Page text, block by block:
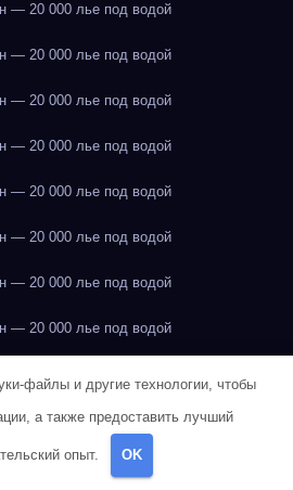
— 20 000 лье под водой
— 20 000 лье под водой
— 20 000 лье под водой
— 20 000 лье под водой
— 20 000 лье под водой
— 20 000 лье под водой
— 20 000 лье под водой
— 20 000 лье под водой
— 20 000 лье под водой
— 20 000 лье под водой
файлы и другие технологии, чтобы
а также предоставить лучший
опыт. OK